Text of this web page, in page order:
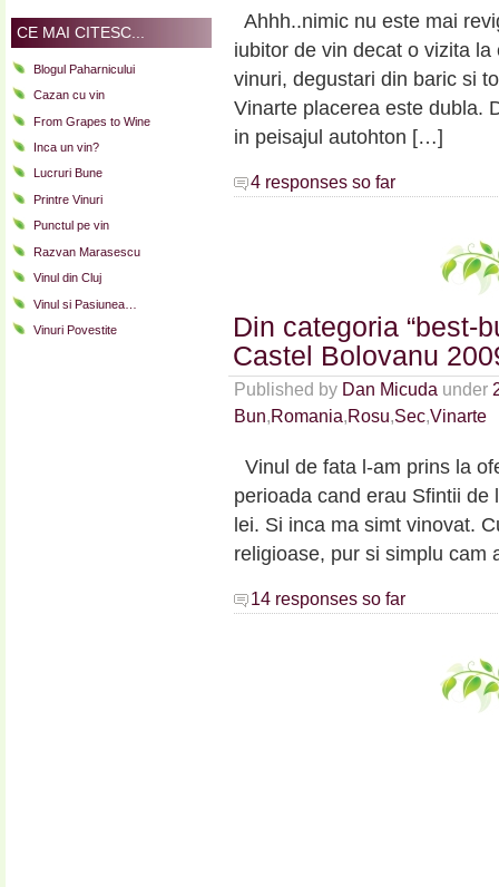
CE MAI CITESC...
Blogul Paharnicului
Cazan cu vin
From Grapes to Wine
Inca un vin?
Lucruri Bune
Printre Vinuri
Punctul pe vin
Razvan Marasescu
Vinul din Cluj
Vinul si Pasiunea…
Vinuri Povestite
Ahhh..nimic nu este mai
iubitor de vin decat o vizita
vinuri, degustari din baric si
Vinarte placerea este dubla.
in peisajul autohton […]
4 responses so far
Din categoria “best-
Castel Bolovanu
Published by Dan Micuda under
Bun,Romania,Rosu,Sec,Vinarte
Vinul de fata l-am prins la
perioada cand erau Sfintii de
lei. Si inca ma simt vinovat.
religioase, pur si simplu
14 responses so far